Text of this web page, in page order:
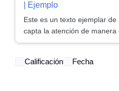
| Ejemplo
Este es un texto ejemplar
capta la atención de manera
Calificación Fecha